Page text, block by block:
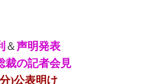
＆声明発表
裁の記者会見
)公表明け